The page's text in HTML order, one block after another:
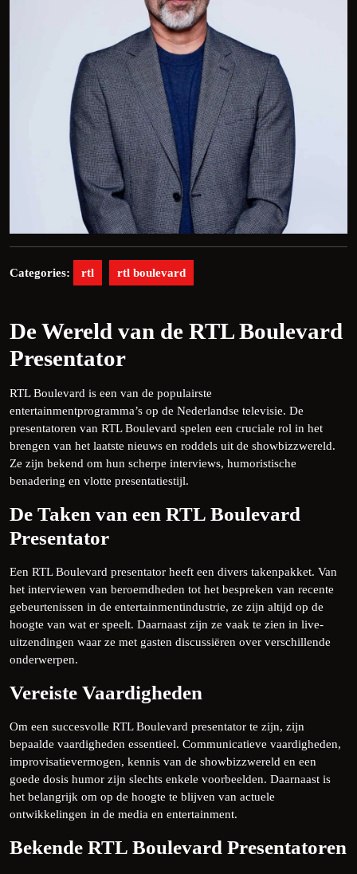
Categories: rtl rtl boulevard
De Wereld van de RTL Boulevard
Presentator
RTL Boulevard is een van de populairste
entertainmentprogramma’s op de Nederlandse televisie. De
presentatoren van RTL Boulevard spelen een cruciale rol in het
brengen van het laatste nieuws en roddels uit de showbizzwereld.
Ze zijn bekend om hun scherpe interviews, humoristische
benadering en vlotte presentatiestijl.
De Taken van een RTL Boulevard
Presentator
Een RTL Boulevard presentator heeft een divers takenpakket. Van
het interviewen van beroemdheden tot het bespreken van recente
gebeurtenissen in de entertainmentindustrie, ze zijn altijd op de
hoogte van wat er speelt. Daarnaast zijn ze vaak te zien in live-
uitzendingen waar ze met gasten discussiëren over verschillende
onderwerpen.
Vereiste Vaardigheden
Om een succesvolle RTL Boulevard presentator te zijn, zijn
bepaalde vaardigheden essentieel. Communicatieve vaardigheden,
improvisatievermogen, kennis van de showbizzwereld en een
goede dosis humor zijn slechts enkele voorbeelden. Daarnaast is
het belangrijk om op de hoogte te blijven van actuele
ontwikkelingen in de media en entertainment.
Bekende RTL Boulevard Presentatoren